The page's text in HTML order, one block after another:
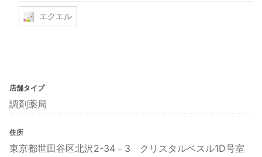
エクエル
店舗タイプ
調剤薬局
住所
東京都世田谷区北沢2-34－3 クリスタルベスル1D号室